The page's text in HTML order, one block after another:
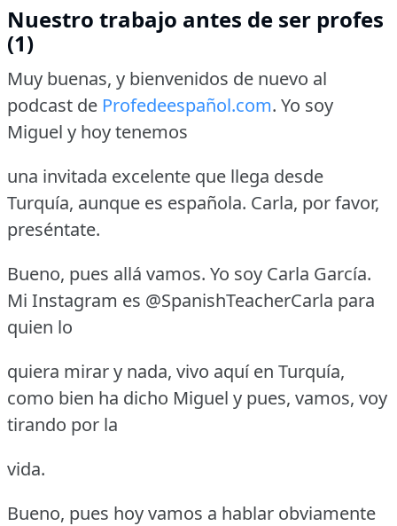
Nuestro trabajo antes de ser profes
(1)
Muy buenas, y bienvenidos de nuevo al
podcast de Profedeespañol.com. Yo soy
Miguel y hoy tenemos
una invitada excelente que llega desde
Turquía, aunque es española. Carla, por favor,
preséntate.
Bueno, pues allá vamos. Yo soy Carla García.
Mi Instagram es @SpanishTeacherCarla para
quien lo
quiera mirar y nada, vivo aquí en Turquía,
como bien ha dicho Miguel y pues, vamos, voy
tirando por la
vida.
Bueno, pues hoy vamos a hablar obviamente